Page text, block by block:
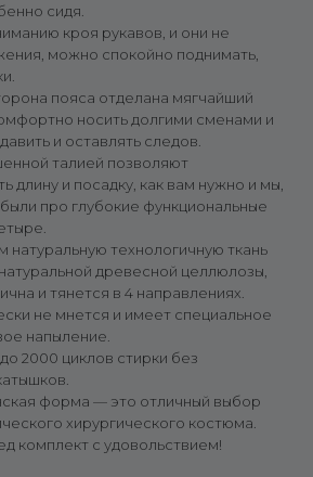
сидя.
кроя рукавов, и они не
можно спокойно поднимать,
пояса отделана мягчайший
носить долгими сменами и
и оставлять следов.
талией позволяют
длину и посадку, как вам нужно и мы,
про глубокие функциональные
натуральную технологичную ткань
древесной целлюлозы,
и тянется в 4 направлениях.
не мнется и имеет специальное
напыление.
2000 циклов стирки без
форма — это отличный выбор
хирургического костюма.
комплект с удовольствием!